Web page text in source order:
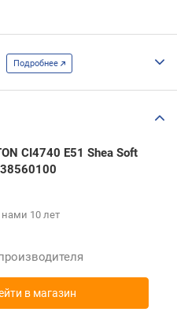
Подробнее
CI4740 E51 Shea Soft
10 лет
в магазин